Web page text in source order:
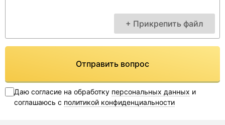
+ Прикрепить файл
Отправить вопрос
Даю согласие на обработку персональных данных и
соглашаюсь с политикой конфиденциальности